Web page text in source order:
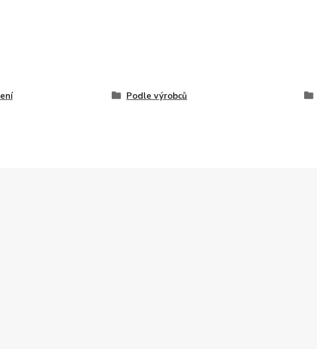
Podle výrobců